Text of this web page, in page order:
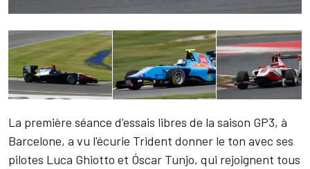
La première séance d'essais libres de la saison GP3, à
Barcelone, a vu l'écurie Trident donner le ton avec ses
pilotes Luca Ghiotto et Óscar Tunjo, qui rejoignent tous